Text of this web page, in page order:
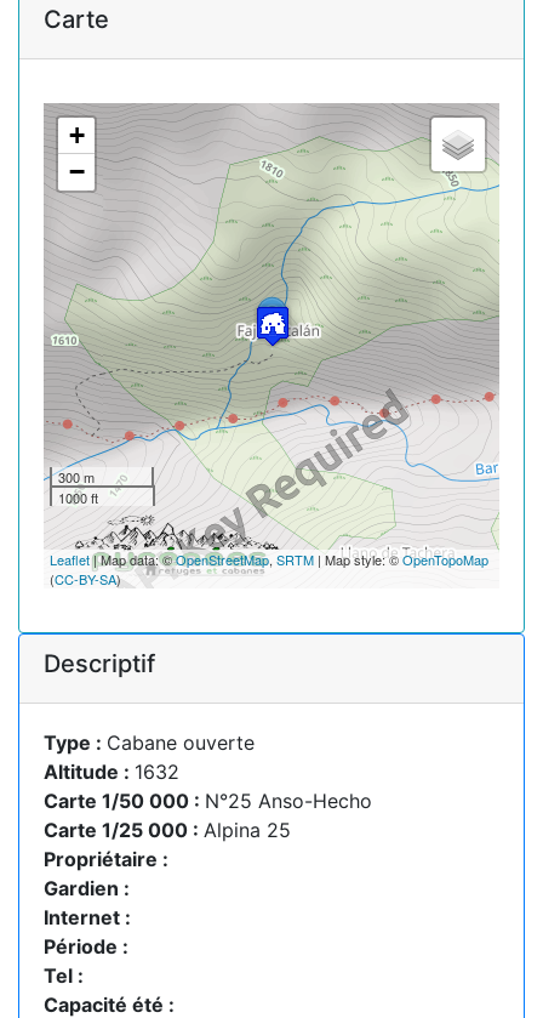
Carte
+
−
300 m
1000 ft
Leaflet| Map data: ©OpenStreetMap, SRTM | Map style: ©OpenTopoMap
(CC-BY-SA)
Descriptif
Type : Cabane ouverte
Altitude : 1632
Carte 1/50 000 : N°25 Anso-Hecho
Carte 1/25 000 : Alpina 25
Propriétaire :
Gardien :
Internet :
Période :
Tel :
Capacité été :